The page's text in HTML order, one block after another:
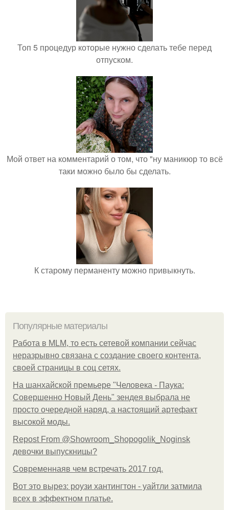
Топ 5 процедур которые нужно сделать тебе перед
отпуском.
Мой ответ на комментарий о том, что "ну маникюр то всё
таки можно было бы сделать.
К старому перманенту можно привыкнуть.
Популярные материалы
Работа в MLM, то есть сетевой компании сейчас
неразрывно связана с создание своего контента,
своей страницы в соц сетях.
На шанхайской премьере "Человека - Паука:
Совершенно Новый День" зендея выбрала не
просто очередной наряд, а настоящий артефакт
высокой моды.
Repost From @Showroom_Shopogolik_Noginsk
девочки выпускницы?
Современнаяв чем встречать 2017 год.
Вот это вырез: роузи хантингтон - уайтли затмила
всех в эффектном платьe.